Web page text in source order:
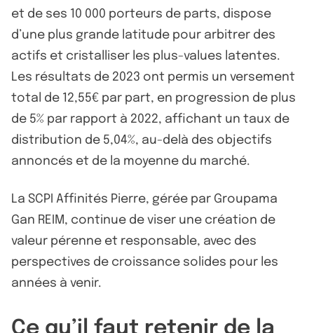
et de ses 10 000 porteurs de parts, dispose
d’une plus grande latitude pour arbitrer des
actifs et cristalliser les plus-values latentes.
Les résultats de 2023 ont permis un versement
total de 12,55€ par part, en progression de plus
de 5% par rapport à 2022, affichant un taux de
distribution de 5,04%, au-delà des objectifs
annoncés et de la moyenne du marché.
La SCPI Affinités Pierre, gérée par Groupama
Gan REIM, continue de viser une création de
valeur pérenne et responsable, avec des
perspectives de croissance solides pour les
années à venir.
Ce qu’il faut retenir de la